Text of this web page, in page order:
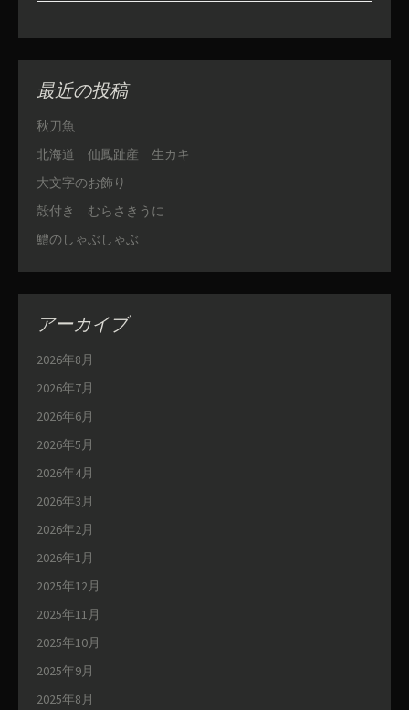
最近の投稿
秋刀魚
北海道 仙鳳趾産 生カキ
大文字のお飾り
殻付き むらさきうに
鱧のしゃぶしゃぶ
アーカイブ
2026年8月
2026年7月
2026年6月
2026年5月
2026年4月
2026年3月
2026年2月
2026年1月
2025年12月
2025年11月
2025年10月
2025年9月
2025年8月